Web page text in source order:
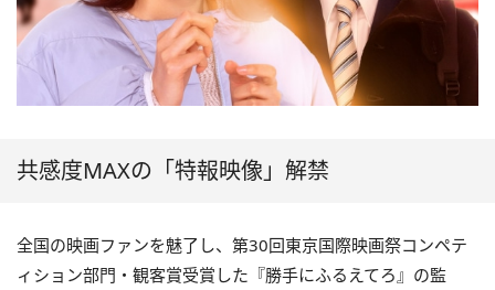
共感度MAXの「特報映像」解禁
全国の映画ファンを魅了し、第30回東京国際映画祭コンペテ
ィション部門・観客賞受賞した『勝手にふるえてろ』の監